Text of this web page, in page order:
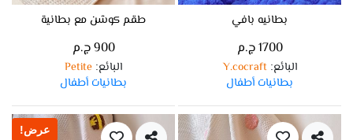
بطانيه بافي
1700 ج.م
البائع:
Y.cocraft
بطانيات أطفال
طقم كوشن مع بطانية
900 ج.م
البائع:
Petite
بطانيات أطفال
عرض!